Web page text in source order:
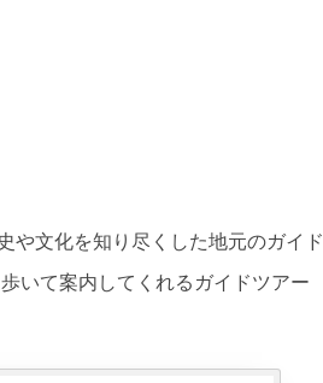
や文化を知り尽くした地元のガイド
いて案内してくれるガイドツアー